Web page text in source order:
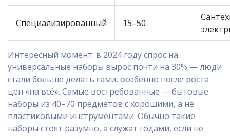
Специализированный 15–50
Интересный момент: в 2024 году спрос на
универсальные наборы вырос почти на 30% — люди
стали больше делать сами, особенно после роста
цен «на всё». Самые востребованные — бытовые
наборы из 40–70 предметов с хорошими, а не
пластиковыми инструментами. Обычно такие
наборы стоят разумно, а служат годами, если не